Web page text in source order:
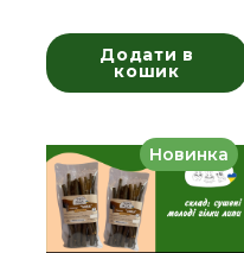
Додати в
кошик
Новинка